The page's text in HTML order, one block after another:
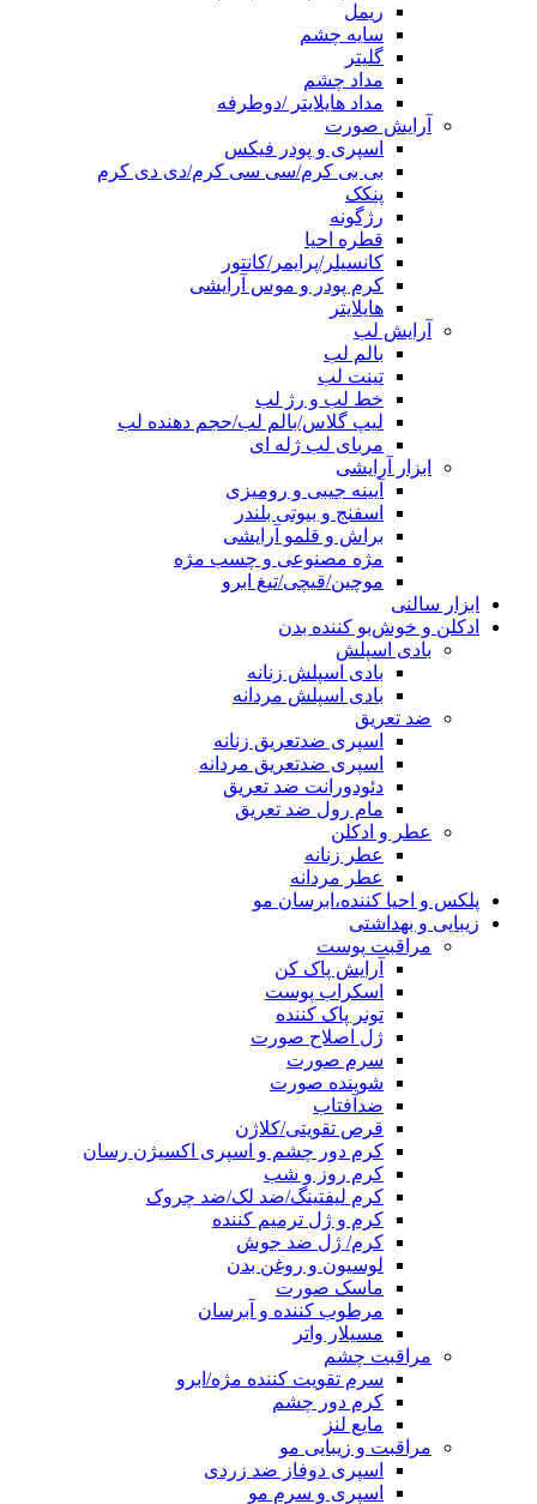
ریمل
سایه چشم
گلیتر
مداد چشم
مداد هایلایتر /دوطرفه
آرایش صورت
اسپری و پودر فیکس
بی بی کرم/سی سی کرم/دی دی کرم
پنکک
رژگونه
قطره احیا
کانسیلر/پرایمر/کانتور
کرم پودر و موس آرایشی
هایلایتر
آرایش لب
بالم لب
تینت لب
خط لب و رژ لب
لیپ گلاس/بالم لب/حجم دهنده لب
مربای لب ژله ای
ابزار آرایشی
آیینه جیبی و رومیزی
اسفنج و بیوتی بلندر
براش و قلمو آرایشی
مژه مصنوعی و چسب مژه
موچین/قیچی/تیغ ابرو
ابزار سالنی
ادکلن و خوش‌بو کننده بدن
بادی اسپلش
بادی اسپلش زنانه
بادی اسپلش مردانه
ضد تعریق
اسپری ضدتعریق زنانه
اسپری ضدتعریق مردانه
دئودورانت ضد تعریق
مام رول ضد تعریق
عطر و ادکلن
عطر زنانه
عطر مردانه
پلکس و احیا کننده،ابرسان مو
زیبایی و بهداشتی
مراقبت پوست
آرایش پاک کن
اسکراب پوست
تونر پاک کننده
ژل اصلاح صورت
سرم صورت
شوینده صورت
ضدآفتاب
قرص تقویتی/کلاژن
کرم دور چشم و اسپری اکسیژن رسان
کرم روز و شب
کرم لیفتینگ/ضد لک/ضد چروک
کرم و ژل ترمیم کننده
کرم/ ژل ضد جوش
لوسیون و روغن بدن
ماسک صورت
مرطوب کننده و آبرسان
مسیلار واتر
مراقبت چشم
سرم تقویت کننده مژه/ابرو
کرم دور چشم
مایع لنز
مراقبت و زیبایی مو
اسپری دوفاز ضد زردی
اسپری و سرم مو